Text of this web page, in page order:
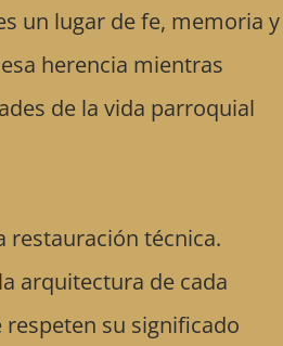
un lugar de fe, memoria y
herencia mientras
de la vida parroquial
restauración técnica.
arquitectura de cada
su significado